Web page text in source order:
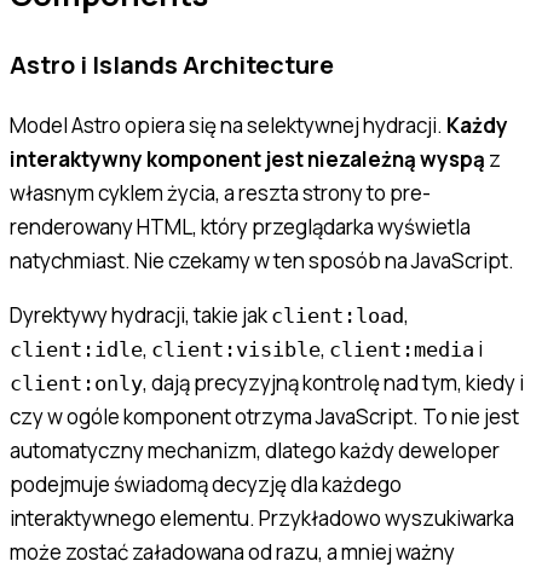
Astro i Islands Architecture
Model Astro opiera się na selektywnej hydracji. Każdy
interaktywny komponent jest niezależną wyspą z
własnym cyklem życia, a reszta strony to pre-
renderowany HTML, który przeglądarka wyświetla
natychmiast. Nie czekamy w ten sposób na JavaScript.
Dyrektywy hydracji, takie jak client:load,
client:idle, client:visible, client:media i
client:only, dają precyzyjną kontrolę nad tym, kiedy i
czy w ogóle komponent otrzyma JavaScript. To nie jest
automatyczny mechanizm, dlatego każdy deweloper
podejmuje świadomą decyzję dla każdego
interaktywnego elementu. Przykładowo wyszukiwarka
może zostać załadowana od razu, a mniej ważny